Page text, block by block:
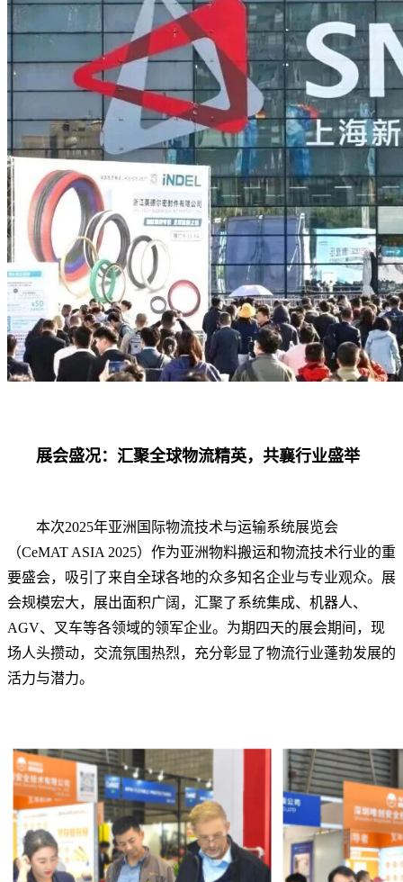
展会盛况：汇聚全球物流精英，共襄行业盛举
本次2025年亚洲国际物流技术与运输系统展览会
（CeMAT ASIA 2025）作为亚洲物料搬运和物流技术行业的重
要盛会，吸引了来自全球各地的众多知名企业与专业观众。展
会规模宏大，展出面积广阔，汇聚了系统集成、机器人、
AGV、叉车等各领域的领军企业。为期四天的展会期间，现
场人头攒动，交流氛围热烈，充分彰显了物流行业蓬勃发展的
活力与潜力。